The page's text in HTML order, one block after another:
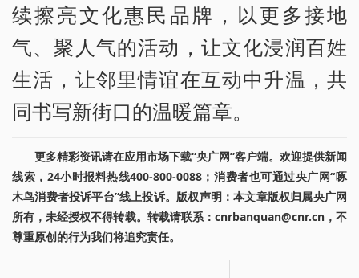
续擦亮文化惠民品牌，以更多接地
气、聚人气的活动，让文化浸润百姓
生活，让邻里情谊在互动中升温，共
同书写新街口的温暖篇章。
更多精彩资讯请在应用市场下载“央广网”客户端。欢迎提供新闻
线索，24小时报料热线400-800-0088；消费者也可通过央广网“啄
木鸟消费者投诉平台”线上投诉。版权声明：本文章版权归属央广网
所有，未经授权不得转载。转载请联系：cnrbanquan@cnr.cn，不
尊重原创的行为我们将追究责任。